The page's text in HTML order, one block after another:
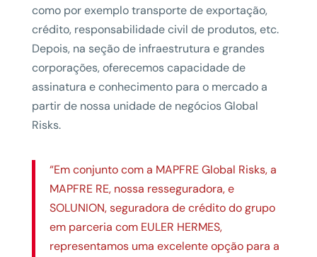
como por exemplo transporte de exportação,
crédito, responsabilidade civil de produtos, etc.
Depois, na seção de infraestrutura e grandes
corporações, oferecemos capacidade de
assinatura e conhecimento para o mercado a
partir de nossa unidade de negócios Global
Risks.
“Em conjunto com a MAPFRE Global Risks, a
MAPFRE RE, nossa resseguradora, e
SOLUNION, seguradora de crédito do grupo
em parceria com EULER HERMES,
representamos uma excelente opção para a